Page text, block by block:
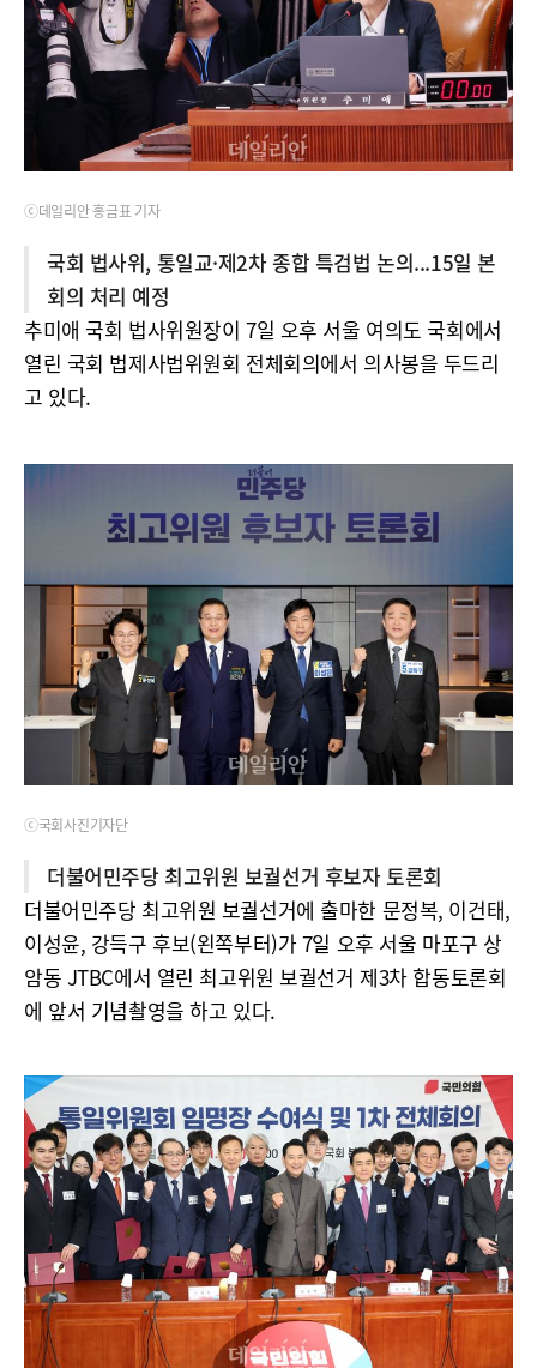
ⓒ데일리안 홍금표 기자
국회 법사위, 통일교·제2차 종합 특검법 논의...15일 본
회의 처리 예정
추미애 국회 법사위원장이 7일 오후 서울 여의도 국회에서
열린 국회 법제사법위원회 전체회의에서 의사봉을 두드리
고 있다.
ⓒ국회사진기자단
더불어민주당 최고위원 보궐선거 후보자 토론회
더불어민주당 최고위원 보궐선거에 출마한 문정복, 이건태,
이성윤, 강득구 후보(왼쪽부터)가 7일 오후 서울 마포구 상
암동 JTBC에서 열린 최고위원 보궐선거 제3차 합동토론회
에 앞서 기념촬영을 하고 있다.